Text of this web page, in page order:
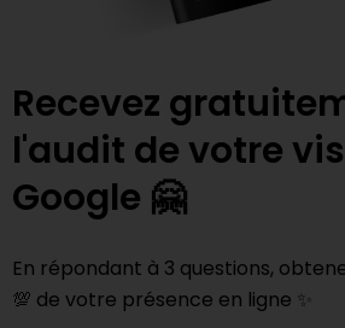
Recevez
l'audit de votre
Google 🤗
En répondant à 3 questions,
💯 de votre présence en ligne ✨